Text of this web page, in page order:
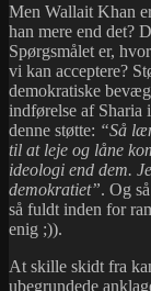
Men Wallait Khan
han mere end det?
Spørgsmålet er,
vi kan acceptere?
demokratiske
indførelse af Sharia
denne støtte: “Så
til at leje og låne
ideologi end dem.
demokratiet”. Og
så fuldt inden for
enig ;)).
At skille skidt fra
ubegrundede